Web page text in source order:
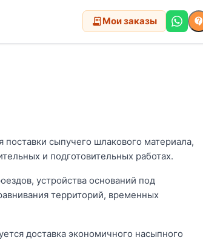
receipt_long Мои заказы contact_support
поставки сыпучего шлакового материала,
и подготовительных работах.
устройства оснований под
территорий, временных
доставка экономичного насыпного